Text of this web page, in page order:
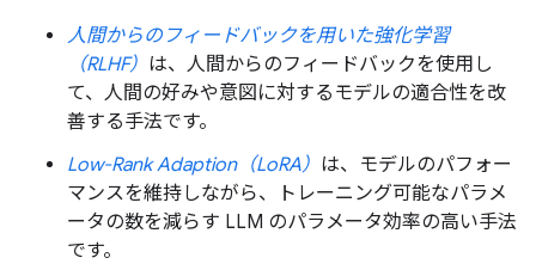
人間からのフィードバックを用いた強化学習
（RLHF） は、人間からのフィードバックを使用し
て、人間の好みや意図に対するモデルの適合性を改
善する手法です。
Low-Rank Adaption（LoRA） は、モデルのパフォー
マンスを維持しながら、トレーニング可能なパラメ
ータの数を減らす LLM のパラメータ効率の高い手法
です。